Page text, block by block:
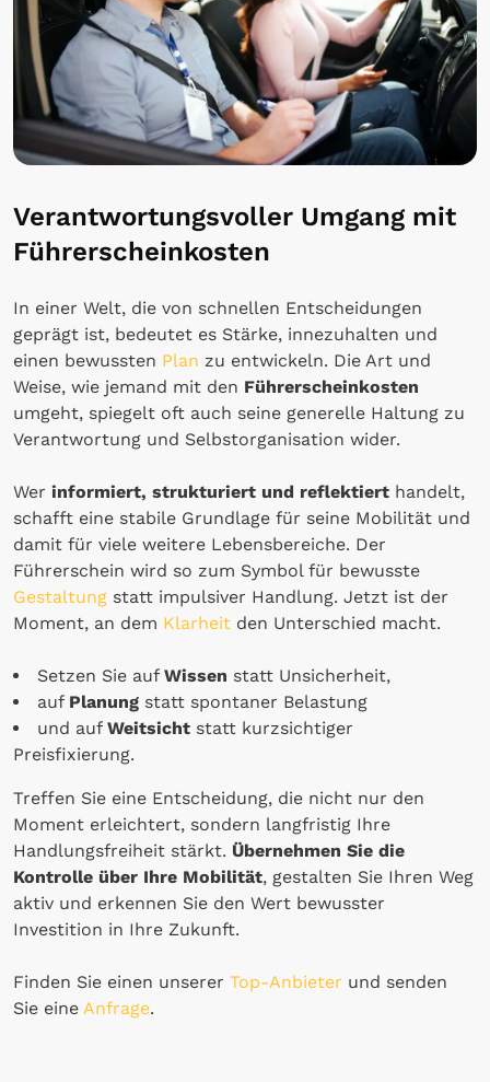
Verantwortungsvoller Umgang mit
Führerscheinkosten
In einer Welt, die von schnellen Entscheidungen
geprägt ist, bedeutet es Stärke, innezuhalten und
einen bewussten Plan zu entwickeln. Die Art und
Weise, wie jemand mit den Führerscheinkosten
umgeht, spiegelt oft auch seine generelle Haltung zu
Verantwortung und Selbstorganisation wider.
Wer informiert, strukturiert und reflektiert handelt,
schafft eine stabile Grundlage für seine Mobilität und
damit für viele weitere Lebensbereiche. Der
Führerschein wird so zum Symbol für bewusste
Gestaltung statt impulsiver Handlung. Jetzt ist der
Moment, an dem Klarheit den Unterschied macht.
Setzen Sie auf Wissen statt Unsicherheit,
auf Planung statt spontaner Belastung
und auf Weitsicht statt kurzsichtiger
Preisfixierung.
Treffen Sie eine Entscheidung, die nicht nur den
Moment erleichtert, sondern langfristig Ihre
Handlungsfreiheit stärkt. Übernehmen Sie die
Kontrolle über Ihre Mobilität, gestalten Sie Ihren Weg
aktiv und erkennen Sie den Wert bewusster
Investition in Ihre Zukunft.
Finden Sie einen unserer Top-Anbieter und senden
Sie eine Anfrage.